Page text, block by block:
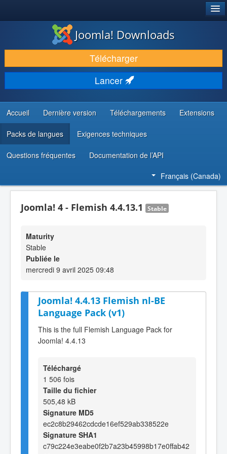
TÉLÉCHARGER & ENRICHIR
DÉCOUVRIR & APPRENDRE
COMMUNAUTÉ & SUPPORT
RESSOURCES DÉVELOPPEURS
Joomla! Downloads
Télécharger
Lancer
Accueil Dernière version Téléchargements Extensions
Packs de langues Exigences techniques
Questions fréquentes Documentation de l’API
Français (Canada)
Joomla! 4 - Flemish 4.4.13.1 Stable
Maturity
Stable
Publiée le
mercredi 9 avril 2025 09:48
Joomla! 4.4.13 Flemish nl-BE
Language Pack (v1)
This is the full Flemish Language Pack for
Joomla! 4.4.13
Téléchargé
1 506 fois
Taille du fichier
505,48 kB
Signature MD5
ec2c8b29462cdcde16ef529ab338522e
Signature SHA1
c79c224e3eabe0f2b7a23b45998b17e0ffab42